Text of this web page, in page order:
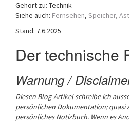
Gehört zu: Technik
Siehe auch: Fernsehen, Speicher,
Stand: 7.6.2025
Der technische
Warnung /
Diesen Blog-Artikel schreibe ich
persönlichen Dokumentation; quasi
persönliches Notizbuch. Wenn es